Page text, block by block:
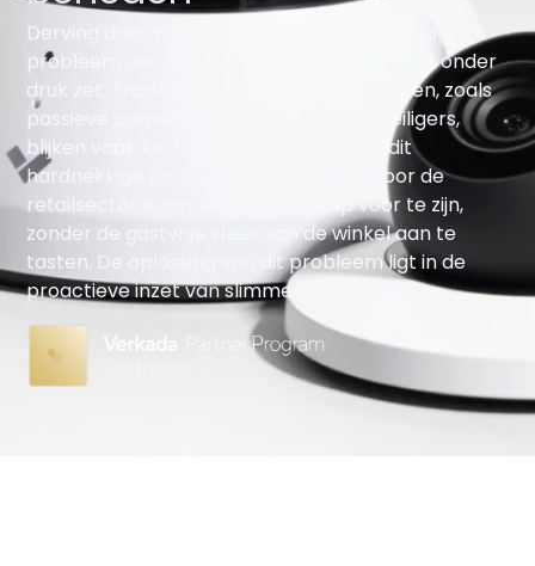
Derving door winkeldiefstal is een hardnekkig
probleem dat de winstmarges van retailers onder
druk zet. Traditionele beveiligingsmethoden, zoals
passieve camera’s en de inzet van beveiligers,
blijken vaak kostbaar en reactief voor dit
hardnekkige probleem. De uitdaging voor de
retailsector is om diefstal een stap voor te zijn,
zonder de gastvrije sfeer van de winkel aan te
tasten. De oplossing van dit probleem ligt in de
proactieve inzet van slimme technologie.